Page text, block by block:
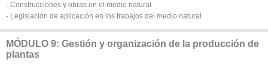
- Construcciones y obras en el medio natural
- Legislación de aplicación en los trabajos del medio natural
MÓDULO 9: Gestión y organización de la producción de
plantas